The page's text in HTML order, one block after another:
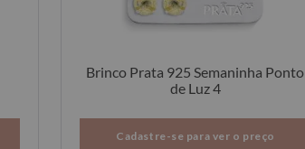
Brinco Prata 925 Semaninha Ponto
de Luz 4
Cadastre-se para ver o preço